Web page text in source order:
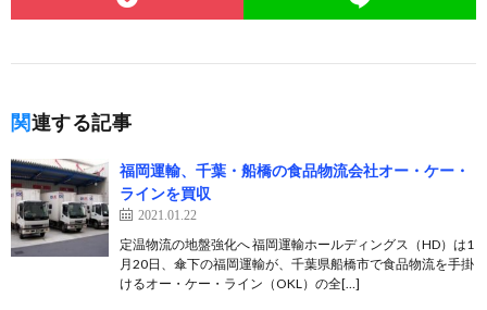
関連する記事
福岡運輸、千葉・船橋の食品物流会社オー・ケー・
ラインを買収
2021.01.22
定温物流の地盤強化へ 福岡運輸ホールディングス（HD）は1
月20日、傘下の福岡運輸が、千葉県船橋市で食品物流を手掛
けるオー・ケー・ライン（OKL）の全[…]